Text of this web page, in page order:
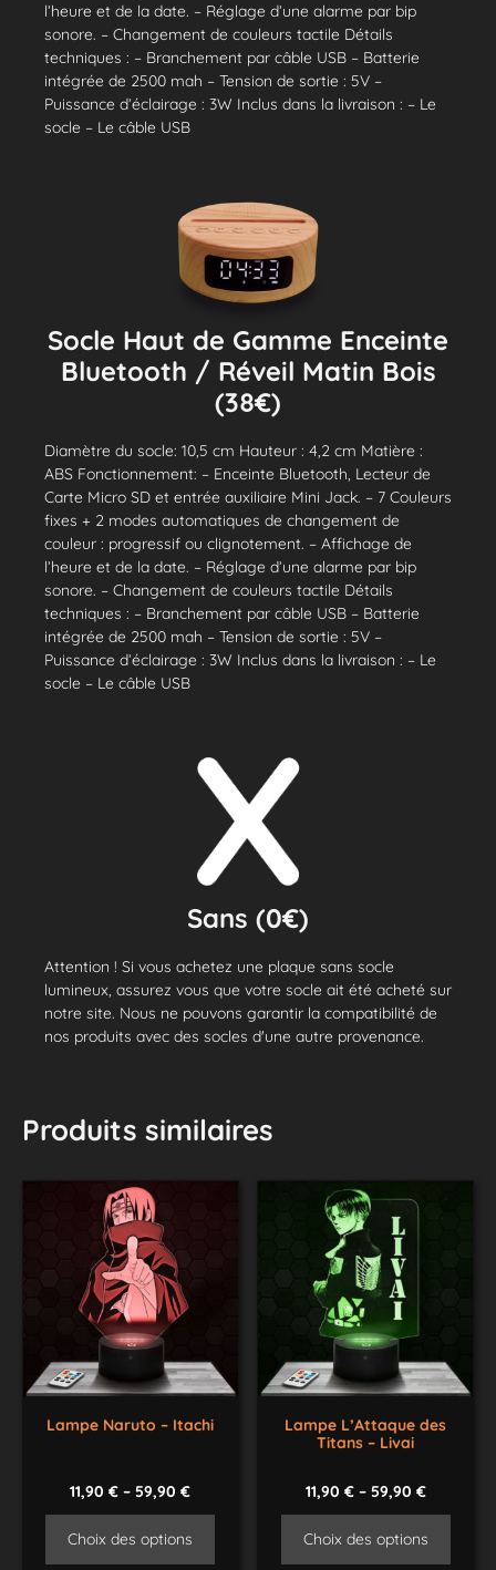
l’heure et de la date. – Réglage d’une alarme par bip
sonore. – Changement de couleurs tactile Détails
techniques : – Branchement par câble USB – Batterie
intégrée de 2500 mah – Tension de sortie : 5V –
Puissance d’éclairage : 3W Inclus dans la livraison : – Le
socle – Le câble USB
Socle Haut de Gamme Enceinte
Bluetooth / Réveil Matin Bois
(38€)
Diamètre du socle: 10,5 cm Hauteur : 4,2 cm Matière :
ABS Fonctionnement: – Enceinte Bluetooth, Lecteur de
Carte Micro SD et entrée auxiliaire Mini Jack. – 7 Couleurs
fixes + 2 modes automatiques de changement de
couleur : progressif ou clignotement. – Affichage de
l’heure et de la date. – Réglage d’une alarme par bip
sonore. – Changement de couleurs tactile Détails
techniques : – Branchement par câble USB – Batterie
intégrée de 2500 mah – Tension de sortie : 5V –
Puissance d’éclairage : 3W Inclus dans la livraison : – Le
socle – Le câble USB
Sans (0€)
Attention ! Si vous achetez une plaque sans socle
lumineux, assurez vous que votre socle ait été acheté sur
notre site. Nous ne pouvons garantir la compatibilité de
nos produits avec des socles d'une autre provenance.
Produits similaires
Lampe Naruto – Itachi
11,90€ –59,90€
Choix des options
Lampe L’Attaque des
Titans – Livai
11,90 €– 59,90 €
Choix des options